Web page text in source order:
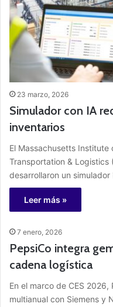
23 marzo, 2026
Simulador con IA
inventarios
El Massachusetts
Transportation & Logistics
desarrollaron un
Leer más »
7 enero, 2026
PepsiCo integra
cadena logística
En el marco de CES
multianual con Siemens y